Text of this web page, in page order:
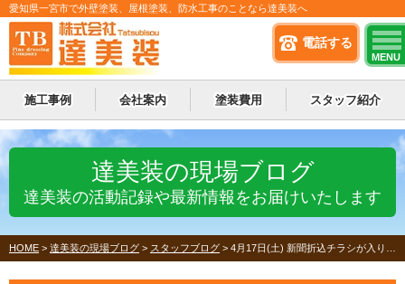
電話する
MENU
愛知県一宮市で外壁塗装、屋根塗装、防水工事のことなら達美装へ
施工事例 会社案内 塗装費用 スタッフ紹介
達美装の現場ブログ
達美装の活動記録や最新情報をお届けいたします
HOME > 達美装の現場ブログ > スタッフブログ > 4月17日(土) 新聞折込チラシが入ります♪